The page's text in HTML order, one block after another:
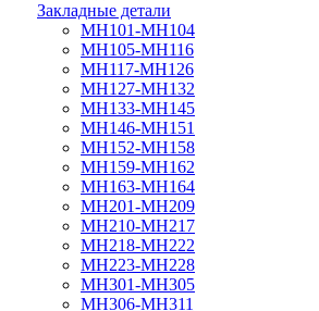
Закладные детали
МН101-МН104
МН105-МН116
МН117-МН126
МН127-МН132
МН133-МН145
МН146-МН151
МН152-МН158
МН159-МН162
МН163-МН164
МН201-МН209
МН210-МН217
МН218-МН222
МН223-МН228
МН301-МН305
МН306-МН311